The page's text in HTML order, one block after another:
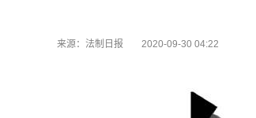
来源：法制日报 2020-09-30 04:22